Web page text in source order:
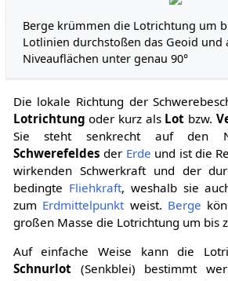
Berge krümmen die Lotrichtung um
Lotlinien durchstoßen das Geoid und
Niveauflächen unter genau 90°
Die lokale Richtung der
Lotrichtung oder kurz als Lot bzw.
Sie steht senkrecht auf den
Schwerefeldes der Erde und ist die
wirkenden Schwerkraft und der
bedingte Fliehkraft, weshalb sie
zum Erdmittelpunkt weist. Berge
großen Masse die Lotrichtung um bis
Auf einfache Weise kann die
Schnurlot(Senkblei) bestimmt